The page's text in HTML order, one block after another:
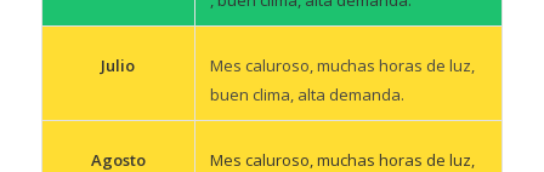
Julio
Mes caluroso, muchas horas de luz,
buen clima, alta demanda.
Agosto
Mes caluroso, muchas horas de luz,